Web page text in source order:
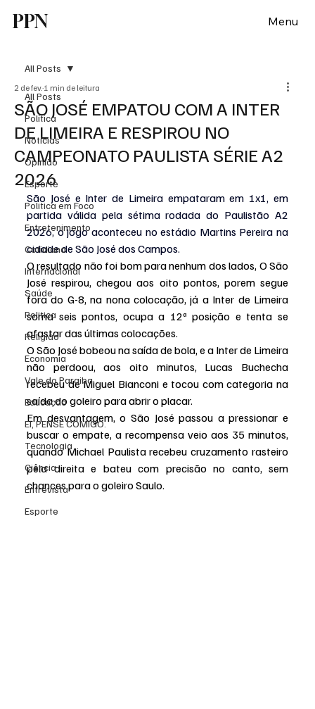
PPN Menu
All Posts
Política
Notícias
Opinião
Esporte
Politica em Foco
Entretenimento
Cotidiano
Internacional
Saúde
Politica
Religião
Economia
Vale do Paraiba
Educação
EI, PENSE COMIGO.
Tecnologia
Ciência
Entrevista
Esporte
All Posts
SÃO JOSÉ EMPATOU COM A INTER
DE LIMEIRA E RESPIROU NO
CAMPEONATO PAULISTA SÉRIE A2
2026
2 de fev. 1 min de leitura
São José e Inter de Limeira empataram em 1x1, em
partida válida pela sétima rodada do Paulistão A2
2026, o jogo aconteceu no estádio Martins Pereira na
cidade de São José dos Campos.
O resultado não foi bom para nenhum dos lados, O São
José respirou, chegou aos oito pontos, porem segue
fora do G-8, na nona colocação, já a Inter de Limeira
soma seis pontos, ocupa a 12ª posição e tenta se
afastar das últimas colocações.
O São José bobeou na saída de bola, e a Inter de Limeira
não perdoou, aos oito minutos, Lucas Buchecha
recebeu de Miguel Bianconi e tocou com categoria na
saída do goleiro para abrir o placar.
Em desvantagem, o São José passou a pressionar e
buscar o empate, a recompensa veio aos 35 minutos,
quando Michael Paulista recebeu cruzamento rasteiro
pela direita e bateu com precisão no canto, sem
chances para o goleiro Saulo.